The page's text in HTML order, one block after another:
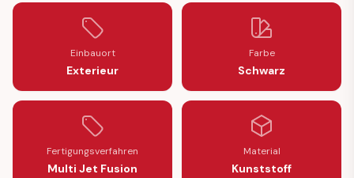
Einbauort
Exterieur
Farbe
Schwarz
Fertigungsverfahren
Multi Jet Fusion
Material
Kunststoff